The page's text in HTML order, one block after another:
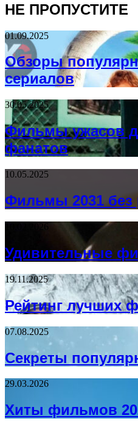
НЕ ПРОПУСТИТЕ
01.09.2025
Обзоры
сериалов
30.05.2025
Фильмы ужасов
фанатов
10.05.2025
Фильмы 2031 без
10.02.2026
Удивительные
19.11.2025
Рейтинг лучших
07.08.2025
Секреты
29.03.2026
Хиты фильмов